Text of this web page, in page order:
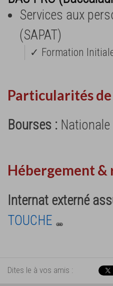
Services aux
(SAPAT)
✓ Formation
Particularités
Bourses : Nationale
Hébergement
Internat externé
TOUCHE
Dites le à vos amis :